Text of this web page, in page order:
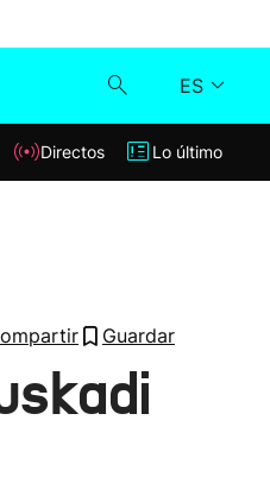
ES
Klisk
Lo último
Directos Lo último
Guardar